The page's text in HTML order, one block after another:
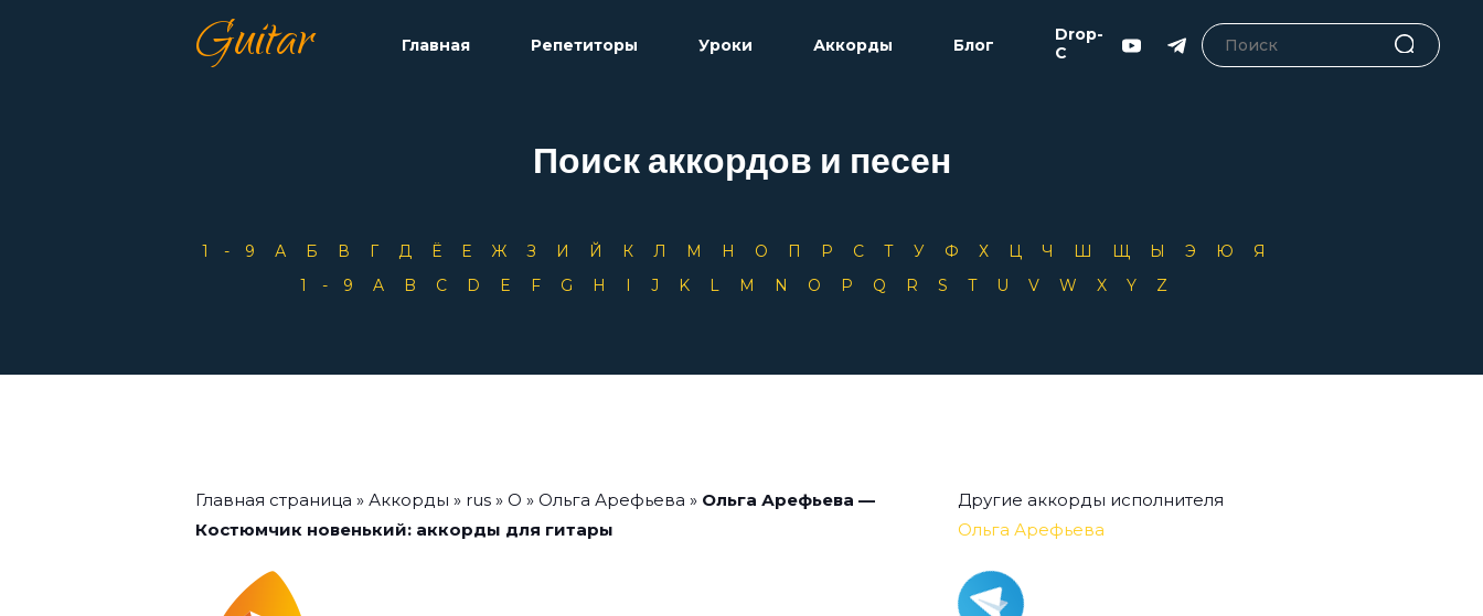
Guitar Главная Репетиторы Уроки Аккорды Блог
Drop-
C
Поиск аккордов и песен
1-9 А Б В Г Д Ё Е Ж З И Й К Л М Н О П Р С Т У Ф Х Ц Ч Ш Щ Ы Э Ю
Я
1-9
A B C D E F G H I J K L M N O P Q R S T U V W X Y Z
Главная страница » Аккорды » rus » О » Ольга Арефьева » Ольга Арефьева —
Костюмчик новенький: аккорды для гитары
Другие аккорды исполнителя
Ольга Арефьева